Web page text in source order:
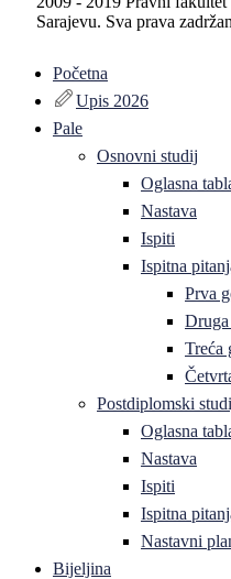
Sarajevu. Sva prava
Početna
Upis 2026
Pale
Osnovni studij
Oglasna
Nastava
Ispiti
Ispitna
Prva
Treća
Postdiplomski
Oglasna
Nastava
Ispiti
Ispitna
Nastavni
Bijeljina